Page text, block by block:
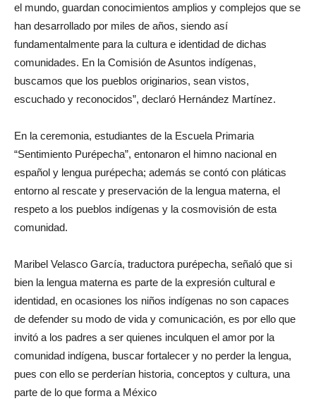
el mundo, guardan conocimientos amplios y complejos que se
han desarrollado por miles de años, siendo así
fundamentalmente para la cultura e identidad de dichas
comunidades. En la Comisión de Asuntos indígenas,
buscamos que los pueblos originarios, sean vistos,
escuchado y reconocidos”, declaró Hernández Martínez.
En la ceremonia, estudiantes de la Escuela Primaria
“Sentimiento Purépecha”, entonaron el himno nacional en
español y lengua purépecha; además se contó con pláticas
entorno al rescate y preservación de la lengua materna, el
respeto a los pueblos indígenas y la cosmovisión de esta
comunidad.
Maribel Velasco García, traductora purépecha, señaló que si
bien la lengua materna es parte de la expresión cultural e
identidad, en ocasiones los niños indígenas no son capaces
de defender su modo de vida y comunicación, es por ello que
invitó a los padres a ser quienes inculquen el amor por la
comunidad indígena, buscar fortalecer y no perder la lengua,
pues con ello se perderían historia, conceptos y cultura, una
parte de lo que forma a México